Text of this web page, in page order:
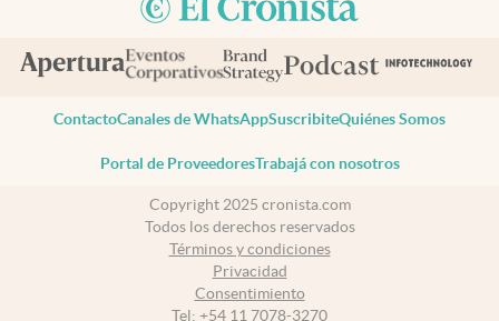
ContactoCanales de WhatsAppSuscribiteQuiénes Somos
Portal de ProveedoresTrabajá con nosotros
Copyright 2025 cronista.com
Todos los derechos reservados
Términos y condiciones
Privacidad
Consentimiento
Tel: +54 11 7078-3270